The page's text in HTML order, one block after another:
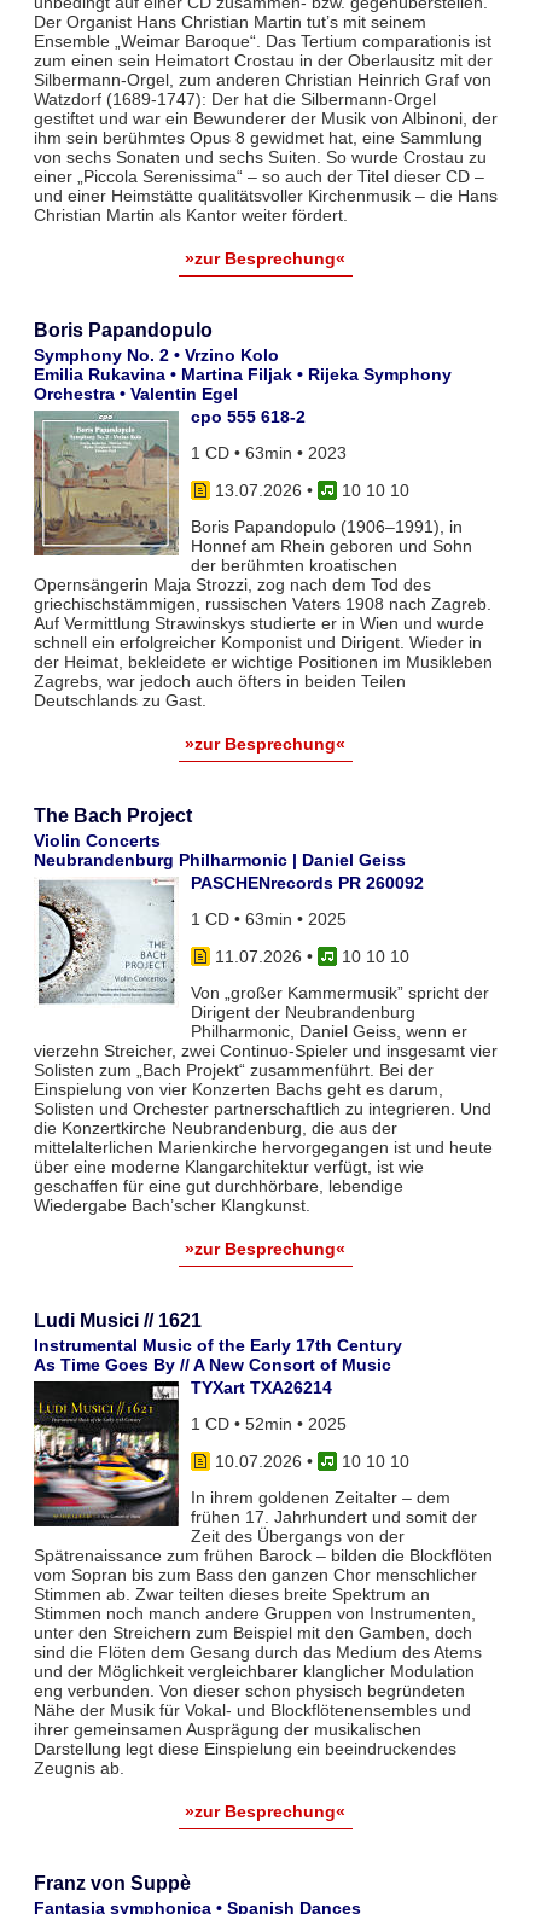
Der Organist Hans Christian Martin tut’s mit seinem
Ensemble „Weimar Baroque“. Das Tertium comparationis ist
zum einen sein Heimatort Crostau in der Oberlausitz mit der
Silbermann-Orgel, zum anderen Christian Heinrich Graf von
Watzdorf (1689-1747): Der hat die Silbermann-Orgel
gestiftet und war ein Bewunderer der Musik von Albinoni, der
ihm sein berühmtes Opus 8 gewidmet hat, eine Sammlung
von sechs Sonaten und sechs Suiten. So wurde Crostau zu
einer „Piccola Serenissima“ – so auch der Titel dieser CD –
und einer Heimstätte qualitätsvoller Kirchenmusik – die Hans
Christian Martin als Kantor weiter fördert.
»zur Besprechung«
Boris Papandopulo
Symphony No. 2 • Vrzino Kolo
Emilia Rukavina • Martina Filjak • Rijeka Symphony
Orchestra • Valentin Egel
cpo 555 618-2
1 CD • 63min • 2023
13.07.2026 •
10 10 10
Boris Papandopulo (1906–1991), in
Honnef am Rhein geboren und Sohn
der berühmten kroatischen
Opernsängerin Maja Strozzi, zog nach dem Tod des
griechischstämmigen, russischen Vaters 1908 nach Zagreb.
Auf Vermittlung Strawinskys studierte er in Wien und wurde
schnell ein erfolgreicher Komponist und Dirigent. Wieder in
der Heimat, bekleidete er wichtige Positionen im Musikleben
Zagrebs, war jedoch auch öfters in beiden Teilen
Deutschlands zu Gast.
»zur Besprechung«
The Bach Project
Violin Concerts
Neubrandenburg Philharmonic | Daniel Geiss
PASCHENrecords PR 260092
1 CD • 63min • 2025
11.07.2026 •
10 10 10
Von „großer Kammermusik” spricht der
Dirigent der Neubrandenburg
Philharmonic, Daniel Geiss, wenn er
vierzehn Streicher, zwei Continuo-Spieler und insgesamt vier
Solisten zum „Bach Projekt“ zusammenführt. Bei der
Einspielung von vier Konzerten Bachs geht es darum,
Solisten und Orchester partnerschaftlich zu integrieren. Und
die Konzertkirche Neubrandenburg, die aus der
mittelalterlichen Marienkirche hervorgegangen ist und heute
über eine moderne Klangarchitektur verfügt, ist wie
geschaffen für eine gut durchhörbare, lebendige
Wiedergabe Bach’scher Klangkunst.
»zur Besprechung«
Ludi Musici // 1621
Instrumental Music of the Early 17th Century
As Time Goes By // A New Consort of Music
TYXart TXA26214
1 CD • 52min • 2025
10.07.2026 •
10 10 10
In ihrem goldenen Zeitalter – dem
frühen 17. Jahrhundert und somit der
Zeit des Übergangs von der
Spätrenaissance zum frühen Barock – bilden die Blockflöten
vom Sopran bis zum Bass den ganzen Chor menschlicher
Stimmen ab. Zwar teil­ten dieses breite Spektrum an
Stimmen noch manch andere Gruppen von Instrumenten,
unter den Streichern zum Bei­spiel mit den Gamben, doch
sind die Flöten dem Gesang durch das Medium des Atems
und der Möglichkeit vergleich­barer klanglicher Modulation
eng verbunden. Von dieser schon physisch begründeten
Nähe der Musik für Vokal- und Blockflö­tenensembles und
ihrer gemeinsamen Ausprägung der musikalischen
Darstellung legt diese Einspielung ein beeindruckendes
Zeugnis ab.
»zur Besprechung«
Franz von Suppè
Fantasia symphonica • Spanish Dances